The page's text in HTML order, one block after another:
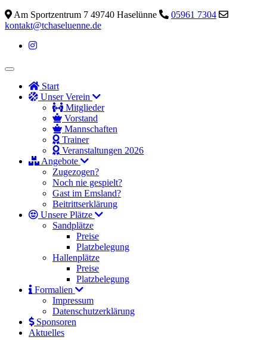
Am Sportzentrum 7 49740 Haselünne
05961 7304
kontakt@tchaseluenne.de
Start
Unser Verein
Mitglieder
Vorstand
Mannschaften
Trainer
Veranstaltungen 2026
Angebote
Zugezogen?
Noch nie gespielt?
Gast im Emsland?
Beitrittserklärung
Unsere Plätze
Sandplätze
Preise
Platzbelegung
Hallenplätze
Preise
Platzbelegung
Formalien
Impressum
Datenschutzerklärung
Sponsoren
Aktuelles